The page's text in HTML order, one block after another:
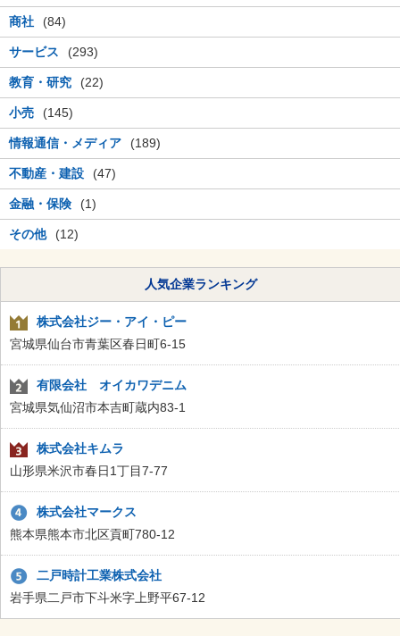
商社 (84)
サービス (293)
教育・研究 (22)
小売 (145)
情報通信・メディア (189)
不動産・建設 (47)
金融・保険 (1)
その他 (12)
人気企業ランキング
株式会社ジー・アイ・ピー
宮城県仙台市青葉区春日町6-15
有限会社 オイカワデニム
宮城県気仙沼市本吉町蔵内83-1
株式会社キムラ
山形県米沢市春日1丁目7-77
株式会社マークス
熊本県熊本市北区貢町780-12
二戸時計工業株式会社
岩手県二戸市下斗米字上野平67-12